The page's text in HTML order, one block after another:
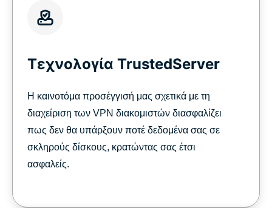
Τεχνολογία TrustedServer
Η καινοτόμα προσέγγισή μας σχετικά με τη
διαχείριση των VPN διακομιστών διασφαλίζει
πως δεν θα υπάρξουν ποτέ δεδομένα σας σε
σκληρούς δίσκους, κρατώντας σας έτσι
ασφαλείς.